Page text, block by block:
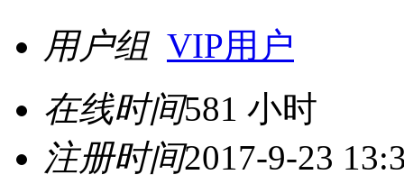
用户组 VIP用户
在线时间581 小时
注册时间2017-9-23